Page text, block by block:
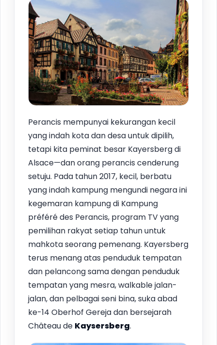
Perancis mempunyai kekurangan kecil
yang indah kota dan desa untuk dipilih,
tetapi kita peminat besar Kayersberg di
Alsace—dan orang perancis cenderung
setuju. Pada tahun 2017, kecil, berbatu
yang indah kampung mengundi negara ini
kegemaran kampung di Kampung
préféré des Perancis, program TV yang
pemilihan rakyat setiap tahun untuk
mahkota seorang pemenang. Kayersberg
terus menang atas penduduk tempatan
dan pelancong sama dengan penduduk
tempatan yang mesra, walkable jalan-
jalan, dan pelbagai seni bina, suka abad
ke-14 Oberhof Gereja dan bersejarah
Château de Kaysersberg.